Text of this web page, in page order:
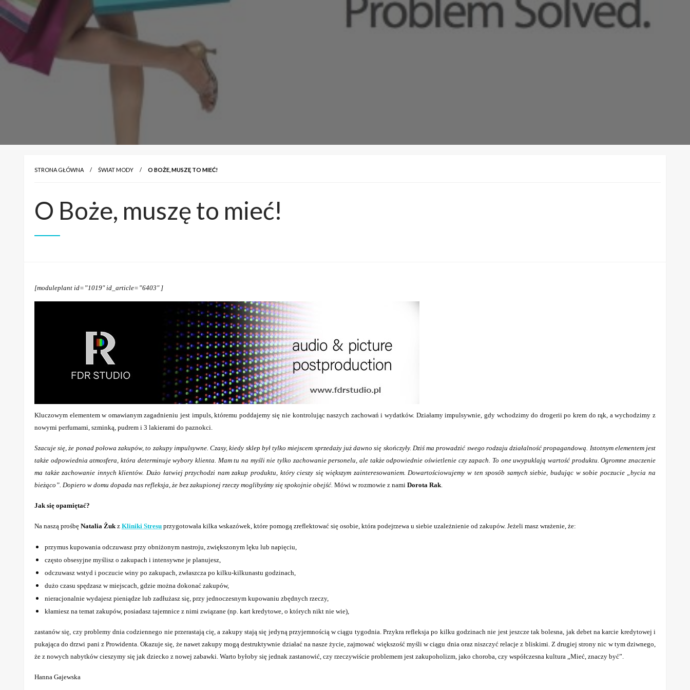
STRONA GŁÓWNA ŚWIAT MODY O BOŻE, MUSZĘ TO MIEĆ!
O Boże, muszę to mieć!
[moduleplant id=”1019″ id_article=”6403″ ]
Kluczowym elementem w omawianym zagadnieniu jest impuls, któremu poddajemy się nie kontrolując naszych zachowań i wydatków. Działamy impulsywnie, gdy wchodzimy do drogerii po krem do rąk, a wychodzimy z
nowymi perfumami, szminką, pudrem i 3 lakierami do paznokci.
Szacuje się, że ponad połowa zakupów, to zakupy impulsywne. Czasy, kiedy sklep był tylko miejscem sprzedaży już dawno się skończyły. Dziś ma prowadzić swego rodzaju działalność propagandową. Istotnym elementem jest
także odpowiednia atmosfera, która determinuje wybory klienta. Mam tu na myśli nie tylko zachowanie personelu, ale także odpowiednie oświetlenie czy zapach. To one uwypuklają wartość produktu. Ogromne znaczenie
ma także zachowanie innych klientów. Dużo łatwiej przychodzi nam zakup produktu, który cieszy się większym zainteresowaniem. Dowartościowujemy w ten sposób samych siebie, budując w sobie poczucie „bycia na
bieżąco”. Dopiero w domu dopada nas refleksja, że bez zakupionej rzeczy moglibyśmy się spokojnie obejść. Mówi w rozmowie z nami Dorota Rak.
Jak się opamiętać?
Na naszą prośbę Natalia Żukz Kliniki Stresu przygotowała kilka wskazówek, które pomogą zreflektować się osobie, która podejrzewa u siebie uzależnienie od zakupów. Jeżeli masz wrażenie, że:
przymus kupowania odczuwasz przy obniżonym nastroju, zwiększonym lęku lub napięciu,
często obsesyjne myślisz o zakupach i intensywne je planujesz,
odczuwasz wstyd i poczucie winy po zakupach, zwłaszcza po kilku-kilkunastu godzinach,
dużo czasu spędzasz w miejscach, gdzie można dokonać zakupów,
nieracjonalnie wydajesz pieniądze lub zadłużasz się, przy jednoczesnym kupowaniu zbędnych rzeczy,
kłamiesz na temat zakupów, posiadasz tajemnice z nimi związane (np. kart kredytowe, o których nikt nie wie),
zastanów się, czy problemy dnia codziennego nie przerastają cię, a zakupy stają się jedyną przyjemnością w ciągu tygodnia. Przykra refleksja po kilku godzinach nie jest jeszcze tak bolesna, jak debet na karcie kredytowej i
pukająca do drzwi pani z Prowidenta. Okazuje się, że nawet zakupy mogą destruktywnie działać na nasze życie, zajmować większość myśli w ciągu dnia oraz niszczyć relacje z bliskimi. Z drugiej strony nic w tym dziwnego,
że z nowych nabytków cieszymy się jak dziecko z nowej zabawki. Warto byłoby się jednak zastanowić, czy rzeczywiście problemem jest zakupoholizm, jako choroba, czy współczesna kultura „Mieć, znaczy być”.
Hanna Gajewska